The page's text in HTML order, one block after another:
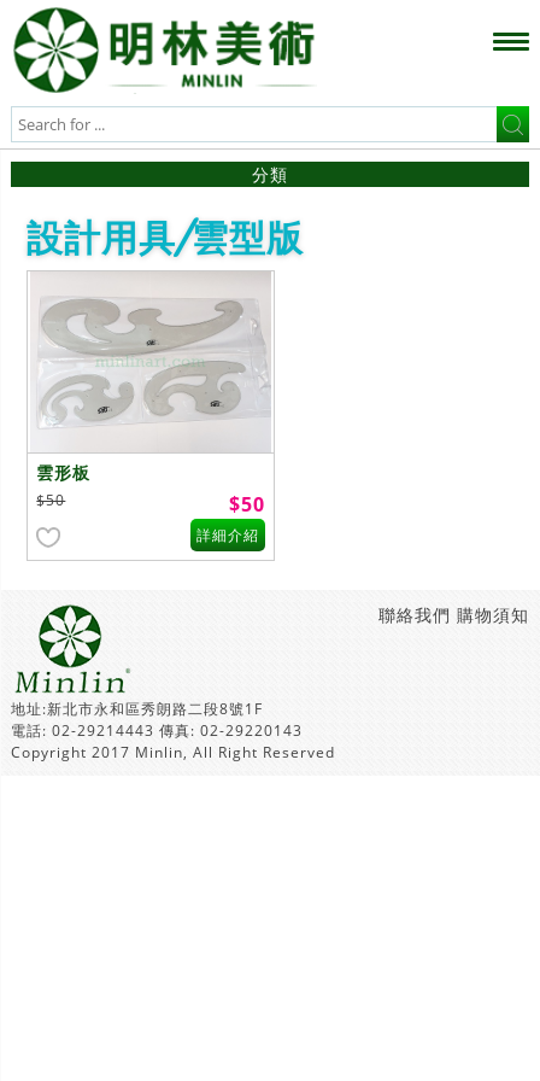
分類
設計用具/雲型版
雲形板
$50 $50
詳細介紹
購物須知
聯絡我們
地址:新北市永和區秀朗路二段8號1F
電話: 02-29214443 傳真: 02-29220143
Copyright 2017 Minlin, All Right Reserved